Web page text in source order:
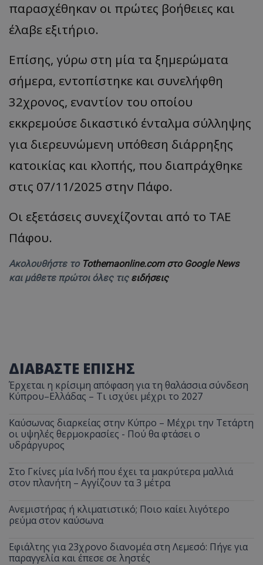
παρασχέθηκαν οι πρώτες βοήθειες και
έλαβε εξιτήριο.
Επίσης, γύρω στη μία τα ξημερώματα
σήμερα, εντοπίστηκε και συνελήφθη
32χρονος, εναντίον του οποίου
εκκρεμούσε δικαστικό ένταλμα σύλληψης
για διερευνώμενη υπόθεση διάρρηξης
κατοικίας και κλοπής, που διαπράχθηκε
στις 07/11/2025 στην Πάφο.
Οι εξετάσεις συνεχίζονται από το ΤΑΕ
Πάφου.
Ακολουθήστε το Tothemaonline.com στο Google News
και μάθετε πρώτοι όλες τις ειδήσεις
ΔΙΑΒΑΣΤΕ ΕΠΙΣΗΣ
Έρχεται η κρίσιμη απόφαση για τη θαλάσσια σύνδεση
Κύπρου–Ελλάδας – Τι ισχύει μέχρι το 2027
Καύσωνας διαρκείας στην Κύπρο – Μέχρι την Τετάρτη
οι υψηλές θερμοκρασίες - Πού θα φτάσει ο
υδράργυρος
Στο Γκίνες μία Ινδή που έχει τα μακρύτερα μαλλιά
στον πλανήτη – Αγγίζουν τα 3 μέτρα
Ανεμιστήρας ή κλιματιστικό; Ποιο καίει λιγότερο
ρεύμα στον καύσωνα
Εφιάλτης για 23χρονο διανομέα στη Λεμεσό: Πήγε για
παραγγελία και έπεσε σε ληστές